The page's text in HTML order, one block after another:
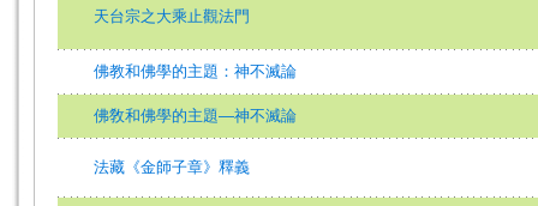
天台宗之大乘止觀法門
佛教和佛學的主題：神不滅論
佛敎和佛學的主題—神不滅論
法藏《金師子章》釋義